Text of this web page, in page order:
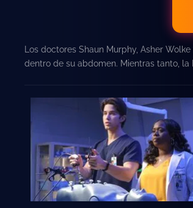
Los doctores Shaun Murphy, Asher
dentro de su abdomen. Mientras tanto,